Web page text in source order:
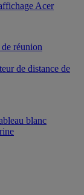
Acer
de réunion
de distance de
blanc